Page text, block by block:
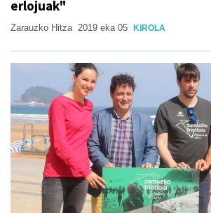
erlojuak"
Zarauzko Hitza 2019 eka 05 KIROLA